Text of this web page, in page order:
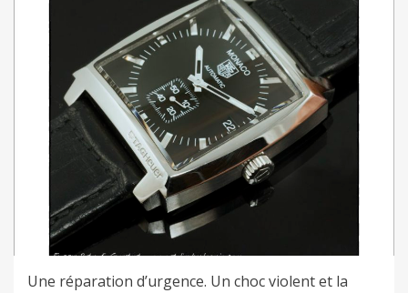
Une réparation d’urgence. Un choc violent et la